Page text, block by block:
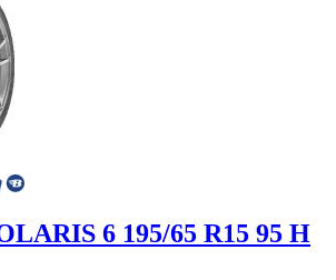
6 195/65 R15 95 H